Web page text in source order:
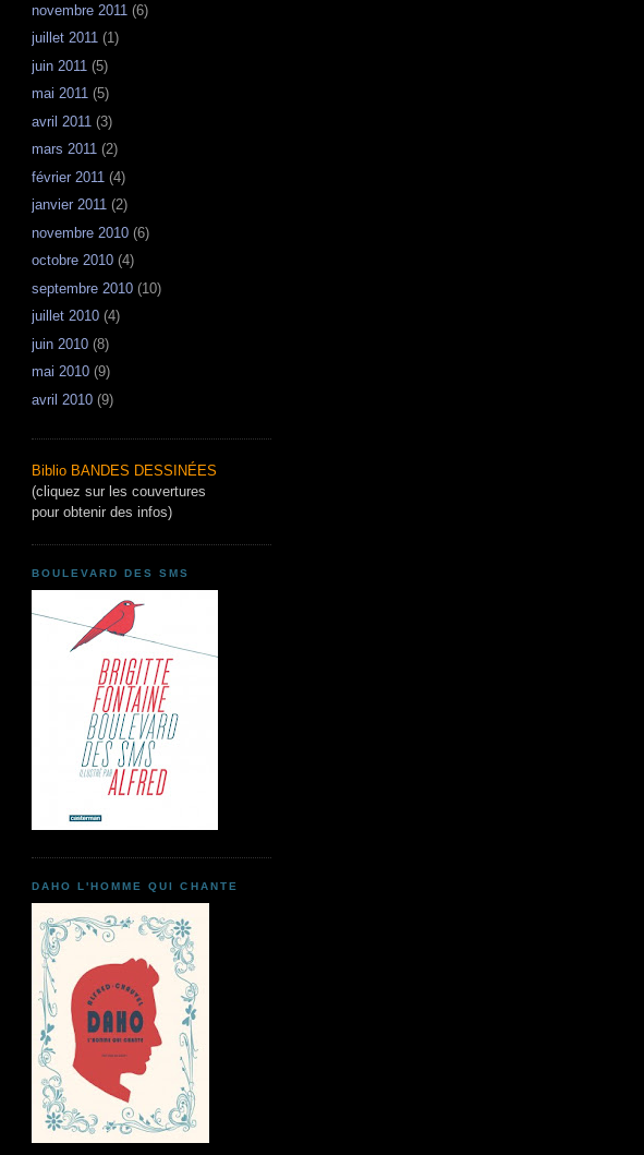
novembre 2011 (6)
juillet 2011 (1)
juin 2011 (5)
mai 2011 (5)
avril 2011 (3)
mars 2011 (2)
février 2011 (4)
janvier 2011 (2)
novembre 2010 (6)
octobre 2010 (4)
septembre 2010 (10)
juillet 2010 (4)
juin 2010 (8)
mai 2010 (9)
avril 2010 (9)
Biblio BANDES DESSINÉES
(cliquez sur les couvertures
pour obtenir des infos)
BOULEVARD DES SMS
DAHO L'HOMME QUI CHANTE